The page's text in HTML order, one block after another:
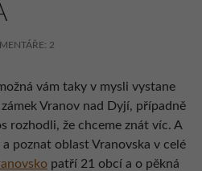
2
vám taky v mysli vystane
Vranov nad Dyjí, případně
rozhodli, že chceme znát víc. A
poznat oblast Vranovska v celé
patří 21 obcí a o pěkná